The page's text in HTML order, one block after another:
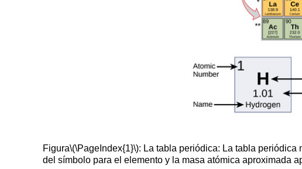
Figura\(\PageIndex{1}\): La tabla periódica: La tabla periódica
del símbolo para el elemento y la masa atómica aproximada